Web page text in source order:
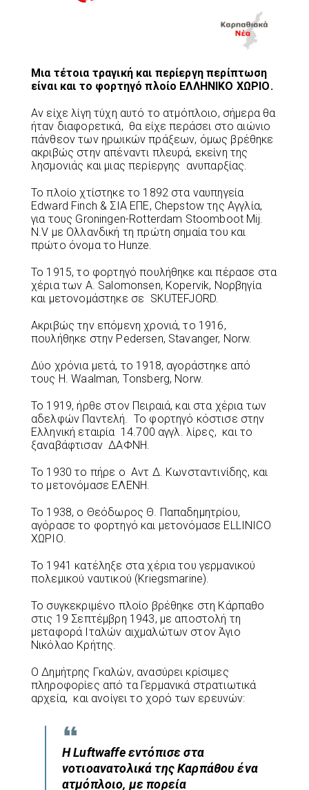
Μια τέτοια τραγική και περίεργη περίπτωση
είναι και το φορτηγό πλοίο ΕΛΛΗΝΙΚΟ ΧΩΡΙΟ.
Αν είχε λίγη τύχη αυτό το ατμόπλοιο, σήμερα θα
ήταν διαφορετικά, θα είχε περάσει στο αιώνιο
πάνθεον των ηρωικών πράξεων, όμως βρέθηκε
ακριβώς στην απέναντι πλευρά, εκείνη της
λησμονιάς και μιας περίεργης ανυπαρξίας.
Το πλοίο χτίστηκε το 1892 στα ναυπηγεία
Edward Finch & ΣΙΑ ΕΠΕ, Chepstow της Αγγλία,
για τους Groningen-Rotterdam Stoomboot Mij.
N.V με Ολλανδική τη πρώτη σημαία του και
πρώτο όνομα το Hunze.
Το 1915, το φορτηγό πουλήθηκε και πέρασε στα
χέρια των Α. Salomonsen, Kopervik, Νορβηγία
και μετονομάστηκε σε SKUTEFJORD.
Ακριβώς την επόμενη χρονιά, το 1916,
πουλήθηκε στην Pedersen, Stavanger, Norw.
Δύο χρόνια μετά, το 1918, αγοράστηκε από
τους H. Waalman, Tοnsberg, Norw.
Το 1919, ήρθε στον Πειραιά, και στα χέρια των
αδελφών Παντελή. Το φορτηγό κόστισε στην
Ελληνική εταιρία 14.700 αγγλ. λίρες, και το
ξαναβάφτισαν ΔΑΦΝΗ.
Το 1930 το πήρε ο Αντ Δ. Κωνσταντινίδης, και
το μετονόμασε ΕΛΕΝΗ.
Το 1938, ο Θεόδωρος Θ. Παπαδημητρίου,
αγόρασε το φορτηγό και μετονόμασε ELLINICO
ΧΩΡΙΟ.
Το 1941 κατέληξε στα χέρια του γερμανικού
πολεμικού ναυτικού (Kriegsmarine).
Το συγκεκριμένο πλοίο βρέθηκε στη Κάρπαθο
στις 19 Σεπτέμβρη 1943, με αποστολή τη
μεταφορά Ιταλών αιχμαλώτων στον Άγιο
Νικόλαο Κρήτης.
Ο Δημήτρης Γκαλών, ανασύρει κρίσιμες
πληροφορίες από τα Γερμανικά στρατιωτικά
αρχεία, και ανοίγει το χορό των ερευνών:
Η Luftwaffe εντόπισε στα
νοτιοανατολικά της Καρπάθου ένα
ατμόπλοιο, με πορεία